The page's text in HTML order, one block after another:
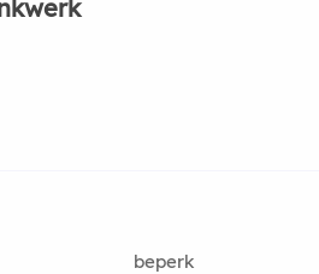
beperk